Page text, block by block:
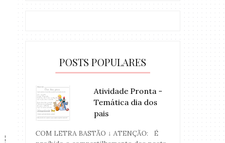
POSTS POPULARES
Atividade Pronta -
Temática dia dos
pais
COM LETRA BASTÃO ↓ ATENÇÃO: É